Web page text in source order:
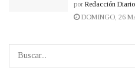
por Redacción
DOMINGO, 26